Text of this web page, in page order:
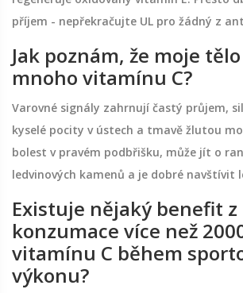
příjem - nepřekračujte UL pro žádný z
Jak poznám, že moje
mnoho vitamínu C?
Varovné signály zahrnují častý průjem,
kyselé pocity v ústech a tmavě žlutou
bolest v pravém podbřišku, může jít o
ledvinových kamenů a je dobré navštívit
Existuje nějaký benefit z
konzumace více než
vitamínu C během
výkonu?